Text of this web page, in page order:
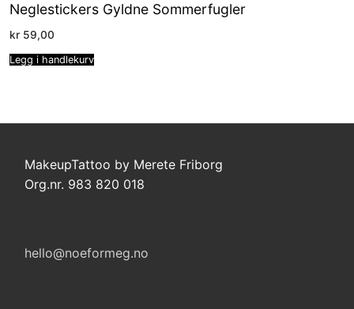
Neglestickers Gyldne Sommerfugler
kr 59,00
Legg i handlekurv
MakeupTattoo by Merete Friborg
Org.nr. 983 820 018
hello@noeformeg.no